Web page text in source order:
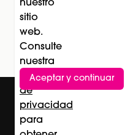
nuestro
sitio
web.
Consulte
nuestra
Política
de
privacidad
para
Aceptar y continuar